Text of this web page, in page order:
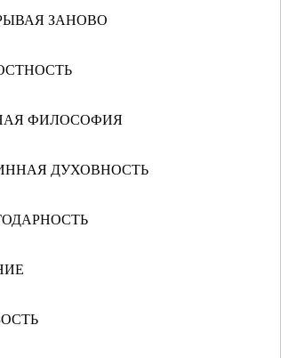
ЗАНОВО
ФИЛОСОФИЯ
ДУХОВНОСТЬ